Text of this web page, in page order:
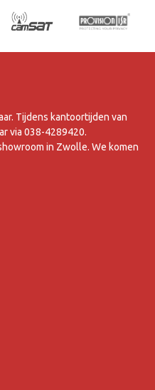
Tijdens kantoortijden van
via 038-4289420.
in Zwolle. We komen